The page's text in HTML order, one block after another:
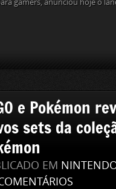
gamers, anunciou hoje o
e Pokémon
sets da
EM